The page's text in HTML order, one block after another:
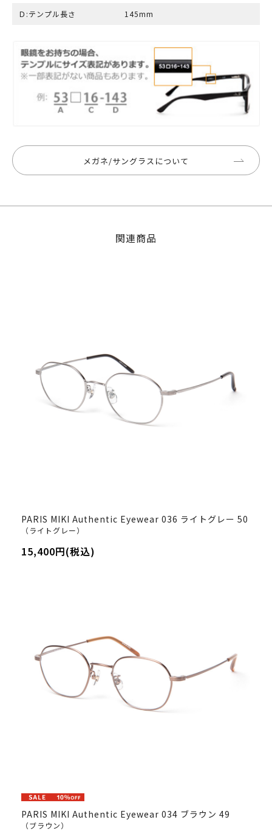
Ｄ:テンプル長さ 145mm
メガネ/サングラスについて
関連商品
PARIS MIKI Authentic Eyewear 036 ライトグレー 50
（ライトグレー）
15,400円(税込)
PARIS MIKI Authentic Eyewear 034 ブラウン 49
（ブラウン）